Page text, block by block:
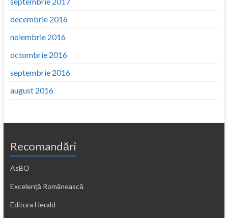
decembrie 2016
noiembrie 2016
octombrie 2016
septembrie 2016
august 2016
Recomandări
AsBO
Excelență Românească
Editura Herald